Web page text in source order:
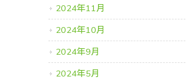
2024年11月
2024年10月
2024年9月
2024年5月